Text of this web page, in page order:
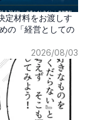
定材料をお渡しす
の「経営としての
2026/08/03